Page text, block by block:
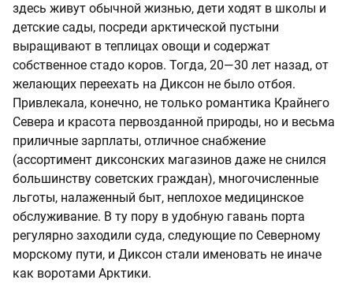
здесь живут обычной жизнью, дети ходят в школы и
детские сады, посреди арктической пустыни
выращивают в теплицах овощи и содержат
собственное стадо коров. Тогда, 20—30 лет назад, от
желающих переехать на Диксон не было отбоя.
Привлекала, конечно, не только романтика Крайнего
Севера и красота первозданной природы, но и весьма
приличные зарплаты, отличное снабжение
(ассортимент диксонских магазинов даже не снился
большинству советских граждан), многочисленные
льготы, налаженный быт, неплохое медицинское
обслуживание. В ту пору в удобную гавань порта
регулярно заходили суда, следующие по Северному
морскому пути, и Диксон стали именовать не иначе
как воротами Арктики.